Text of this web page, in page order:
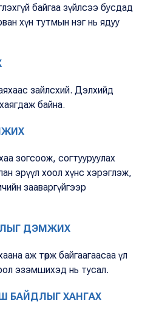
байгаа зүйлсээ бусдад
хүн тутмын нэг нь ядуу
зайлсхий. Дэлхийд
байна.
зогсоож, согтууруулах
эрүүл хоол хүнс хэрэглэж,
зааваргүйгээр
ДЭМЖИХ
аж төрж байгаагаасаа үл
эзэмшихэд нь тусал.
БАЙДЛЫГ ХАНГАХ